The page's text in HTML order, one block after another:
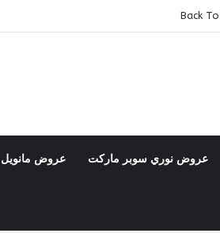
عروض نوري سوبر ماركت عروض مانويل